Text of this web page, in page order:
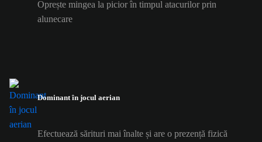
Oprește mingea la picior în timpul atacurilor prin
alunecare
Dominant în jocul aerian
Efectuează sărituri mai înalte și are o prezență fizică